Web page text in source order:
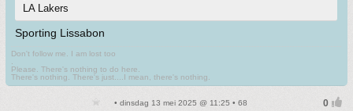
LA Lakers
Sporting Lissabon
Don't follow me. I am lost too
Please. There's nothing to do here.
There's nothing. There's just....I mean, there's nothing.
• dinsdag 13 mei 2025 @ 11:25 • 68